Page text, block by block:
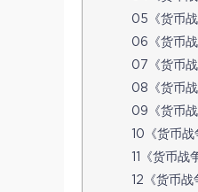
05《货币
06《货币
07《货币
08《货币
09《货币
10《货币
11《货币
12《货币